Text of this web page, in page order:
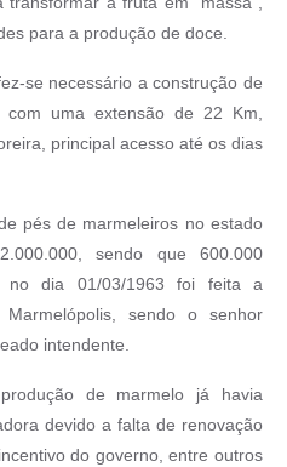
para a produção de doce.
se necessário a construção de
uma extensão de 22 Km,
principal acesso até os dias
pés de marmeleiros no estado
sendo que 600.000
no dia 01/03/1963 foi feita a
sendo o senhor
intendente.
de marmelo já havia
devido a falta de renovação
do governo, entre outros